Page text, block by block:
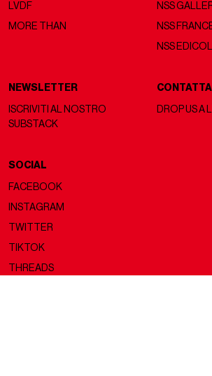
LVDF
MORE THAN
NSS
NSS
NSS
NEWSLETTER
ISCRIVITI AL NOSTRO
SUBSTACK
DROP US A
SOCIAL
FACEBOOK
INSTAGRAM
TWITTER
TIKTOK
THREADS